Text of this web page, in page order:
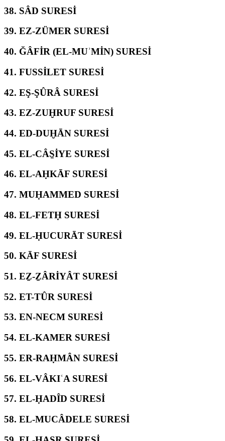
38. SÂD SURESİ
39. EZ-ZÜMER SURESİ
40. ĞÂFİR (EL-MUʾMİN) SURESİ
41. FUSSİLET SURESİ
42. EŞ-ŞÛRÂ SURESİ
43. EZ-ZUḪRUF SURESİ
44. ED-DUḪĀN SURESİ
45. EL-CÂS̱İYE SURESİ
46. EL-AḤKĀF SURESİ
47. MUḤAMMED SURESİ
48. EL-FETḤ SURESİ
49. EL-ḤUCURĀT SURESİ
50. KĀF SURESİ
51. EẔ-ẔÂRİYÂT SURESİ
52. ET-TÛR SURESİ
53. EN-NECM SURESİ
54. EL-KAMER SURESİ
55. ER-RAḤMÂN SURESİ
56. EL-VÂKIʿA SURESİ
57. EL-ḤADÎD SURESİ
58. EL-MUCÂDELE SURESİ